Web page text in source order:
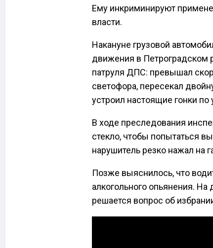
Ему инкриминируют
власти.
Накануне грузовой
движения в Петроградском
патруля ДПС: превышал
светофора, пересекал
устроил настоящие гонки
В ходе преследования
стекло, чтобы попытаться
нарушитель резко нажал на
Позже выяснилось, что
алкогольного опьянения.
решается вопрос об